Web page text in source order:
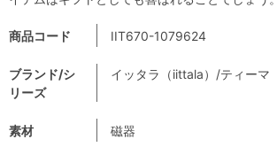
商品コード IIT670-1079624
ブランド/シ
リーズ
イッタラ（iittala）/ティーマ
素材 磁器